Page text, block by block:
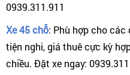
0939.311.911
Xe 45 chỗ: Phù hợp cho các
tiện nghi, giá thuê cực kỳ
chiều. Đặt xe ngay: